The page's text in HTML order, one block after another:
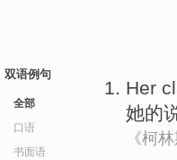
双语例句
全部
口语
书面语
Her
她的
《柯